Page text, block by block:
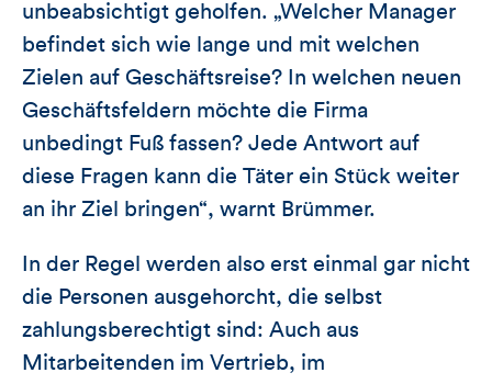
unbeabsichtigt geholfen. „Welcher Manager
befindet sich wie lange und mit welchen
Zielen auf Geschäftsreise? In welchen neuen
Geschäftsfeldern möchte die Firma
unbedingt Fuß fassen? Jede Antwort auf
diese Fragen kann die Täter ein Stück weiter
an ihr Ziel bringen“, warnt Brümmer.
In der Regel werden also erst einmal gar nicht
die Personen ausgehorcht, die selbst
zahlungsberechtigt sind: Auch aus
Mitarbeitenden im Vertrieb, im